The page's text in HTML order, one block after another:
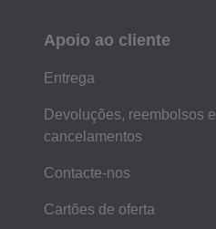
Apoio ao cliente
Entrega
Devoluções, reembolsos e
cancelamentos
Contacte-nos
Cartões de oferta